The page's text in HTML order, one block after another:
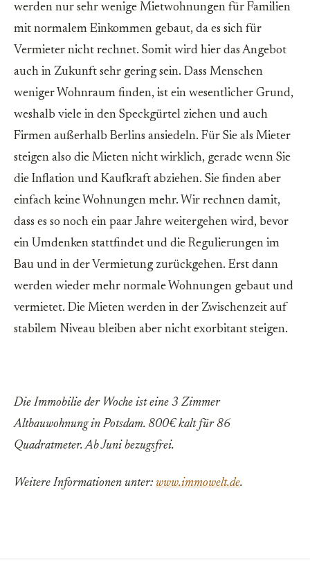
werden nur sehr wenige Mietwohnungen für Familien
mit normalem Einkommen gebaut, da es sich für
Vermieter nicht rechnet. Somit wird hier das Angebot
auch in Zukunft sehr gering sein. Dass Menschen
weniger Wohnraum finden, ist ein wesentlicher Grund,
weshalb viele in den Speckgürtel ziehen und auch
Firmen außerhalb Berlins ansiedeln. Für Sie als Mieter
steigen also die Mieten nicht wirklich, gerade wenn Sie
die Inflation und Kaufkraft abziehen. Sie finden aber
einfach keine Wohnungen mehr. Wir rechnen damit,
dass es so noch ein paar Jahre weitergehen wird, bevor
ein Umdenken stattfindet und die Regulierungen im
Bau und in der Vermietung zurückgehen. Erst dann
werden wieder mehr normale Wohnungen gebaut und
vermietet. Die Mieten werden in der Zwischenzeit auf
stabilem Niveau bleiben aber nicht exorbitant steigen.
Die Immobilie der Woche ist eine 3 Zimmer
Altbauwohnung in Potsdam. 800€ kalt für 86
Quadratmeter. Ab Juni bezugsfrei.
Weitere Informationen unter: www.immowelt.de.